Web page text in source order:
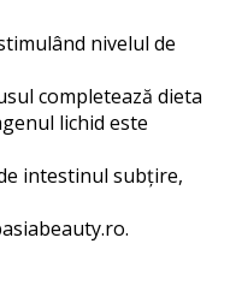
nivelul de
completează dieta
lichid este
intestinul subțire,